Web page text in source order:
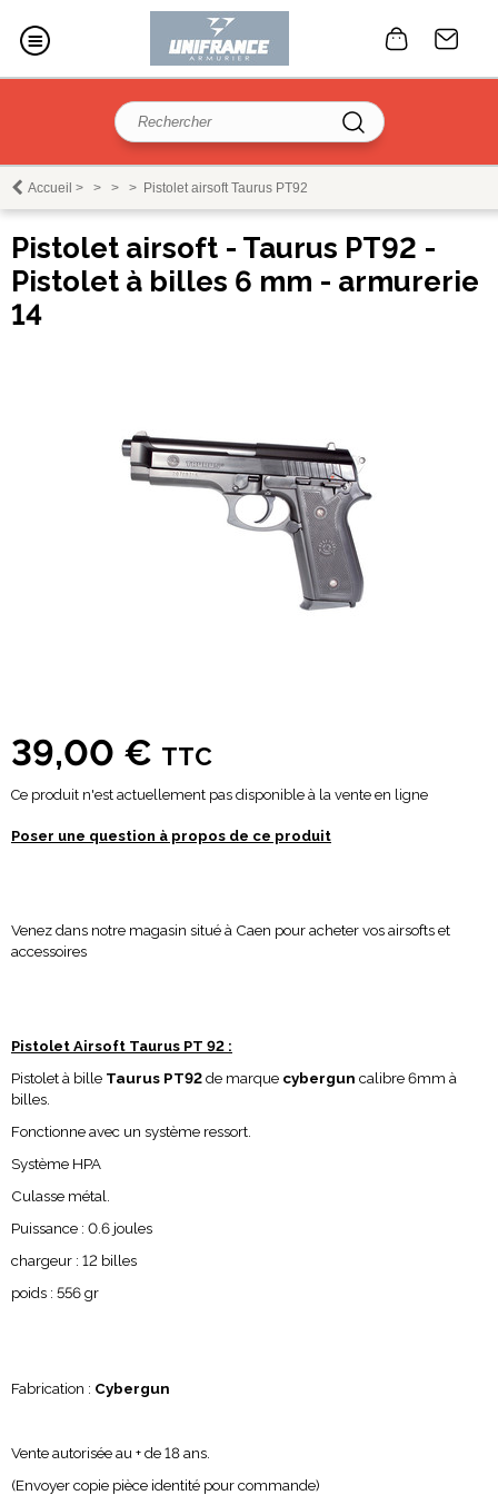
Accueil > > > > Pistolet airsoft Taurus PT92
Pistolet airsoft - Taurus PT92 -
Pistolet à billes 6 mm - armurerie
14
39,00 € TTC
Ce produit n'est actuellement pas disponible à la vente en ligne
Poser une question à propos de ce produit
Venez dans notre magasin situé à Caen pour acheter vos airsofts et
accessoires
Pistolet Airsoft Taurus PT 92 :
Pistolet à bille Taurus PT92de marque cybergun calibre 6mm à
billes.
Fonctionne avec un système ressort.
Système HPA
Culasse métal.
Puissance : 0.6 joules
chargeur : 12 billes
poids : 556 gr
Fabrication : Cybergun
Vente autorisée au + de 18 ans.
(Envoyer copie pièce identité pour commande)